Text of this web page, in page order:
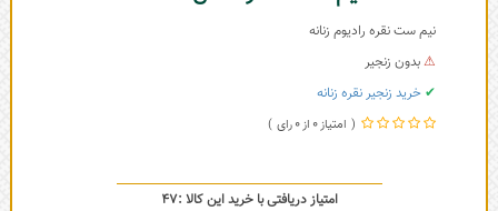
نیم ست نقره رادیوم زنانه
⚠بدون زنجیر
✔ خرید زنجیر نقره زنانه
0
0
امتیاز دریافتی با خرید این کالا :47